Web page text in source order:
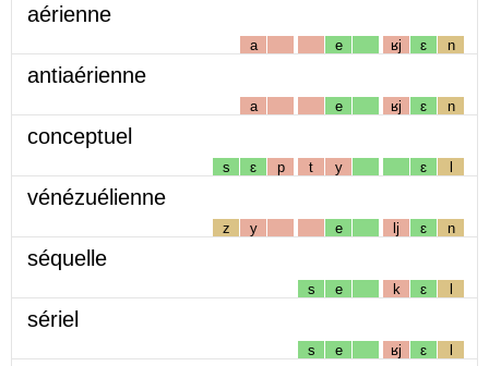
aérienne
a e ʁj ɛ n
antiaérienne
a e ʁj ɛ n
conceptuel
s ɛ p t y ɛ l
vénézuélienne
z y e lj ɛ n
séquelle
s e k ɛ l
sériel
s e ʁj ɛ l